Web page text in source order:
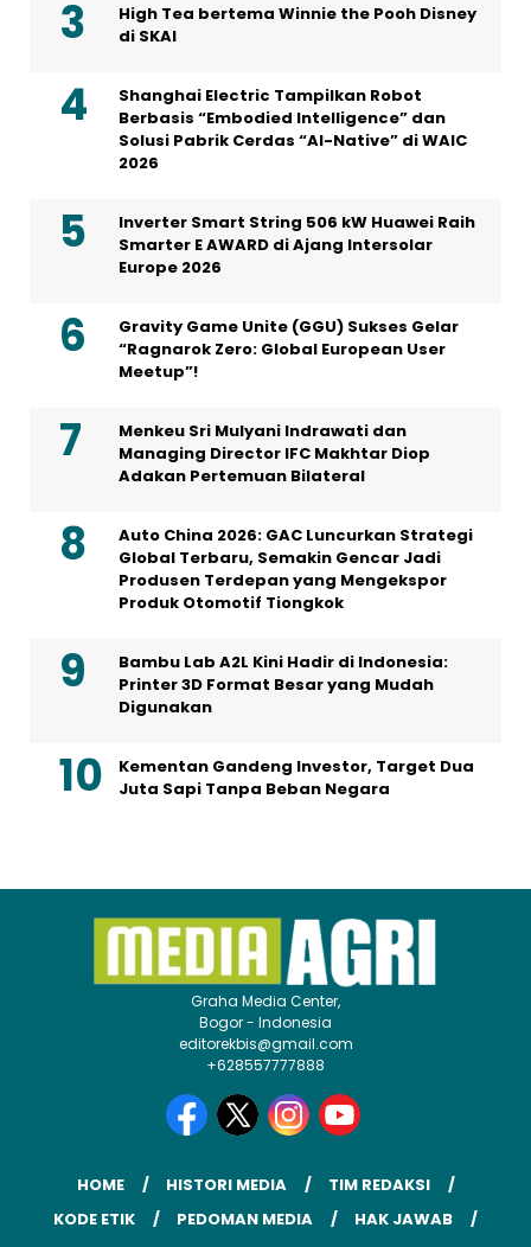
High Tea bertema Winnie the Pooh Disney
di SKAI
Shanghai Electric Tampilkan Robot
Berbasis “Embodied Intelligence” dan
Solusi Pabrik Cerdas “AI-Native” di WAIC
2026
Inverter Smart String 506 kW Huawei Raih
Smarter E AWARD di Ajang Intersolar
Europe 2026
Gravity Game Unite (GGU) Sukses Gelar
“Ragnarok Zero: Global European User
Meetup”!
Menkeu Sri Mulyani Indrawati dan
Managing Director IFC Makhtar Diop
Adakan Pertemuan Bilateral
Auto China 2026: GAC Luncurkan Strategi
Global Terbaru, Semakin Gencar Jadi
Produsen Terdepan yang Mengekspor
Produk Otomotif Tiongkok
Bambu Lab A2L Kini Hadir di Indonesia:
Printer 3D Format Besar yang Mudah
Digunakan
Kementan Gandeng Investor, Target Dua
Juta Sapi Tanpa Beban Negara
Graha Media Center,
Bogor - Indonesia
editorekbis@gmail.com
+628557777888
HOME HISTORI MEDIA
TIM REDAKSI
KODE ETIK
PEDOMAN MEDIA
HAK JAWAB